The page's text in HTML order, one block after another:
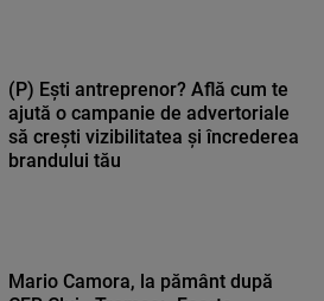
(P) Ești antreprenor? Află cum te
ajută o campanie de advertoriale
să crești vizibilitatea și încrederea
brandului tău
Mario Camora, la pământ după